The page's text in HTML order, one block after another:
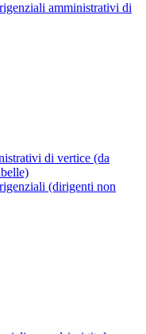
amministrativi di
di vertice (da
(dirigenti non